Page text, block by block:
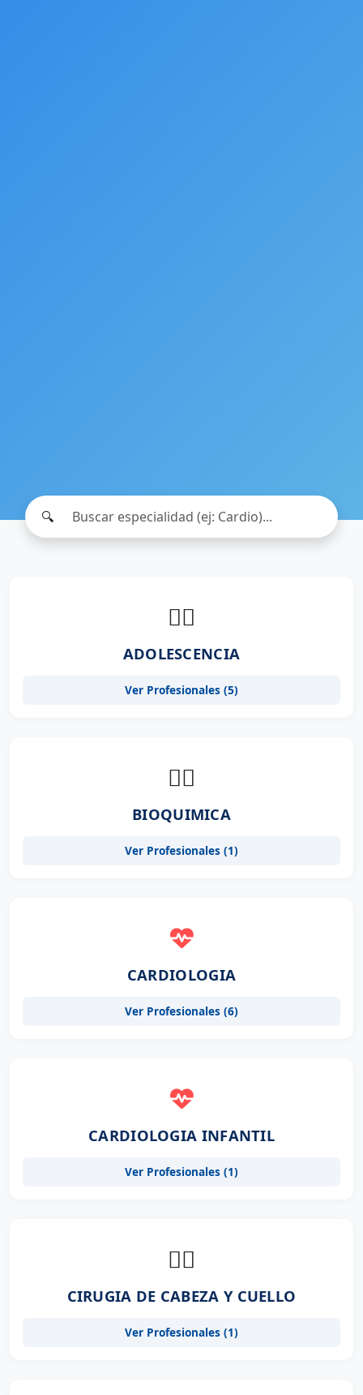
🔍
👨‍⚕️
ADOLESCENCIA
Ver Profesionales (5)
👨‍⚕️
BIOQUIMICA
Ver Profesionales (1)
CARDIOLOGIA
Ver Profesionales (6)
CARDIOLOGIA INFANTIL
Ver Profesionales (1)
👨‍⚕️
CIRUGIA DE CABEZA Y CUELLO
Ver Profesionales (1)